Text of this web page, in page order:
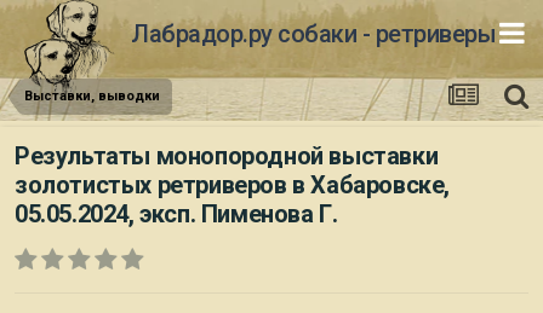
Лабрадор.ру собаки - ретриверы
Выставки, выводки
Результаты монопородной выставки
золотистых ретриверов в Хабаровске,
05.05.2024, эксп. Пименова Г.